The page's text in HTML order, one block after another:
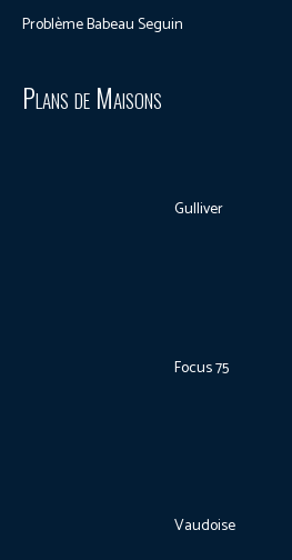
Problème Babeau Seguin
Plans de Maisons
Gulliver
Focus 75
Vaudoise